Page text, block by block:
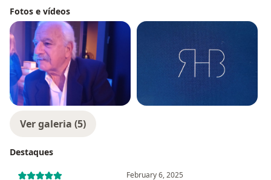
Fotos e vídeos
Ver galeria (5)
Destaques
February 6, 2025